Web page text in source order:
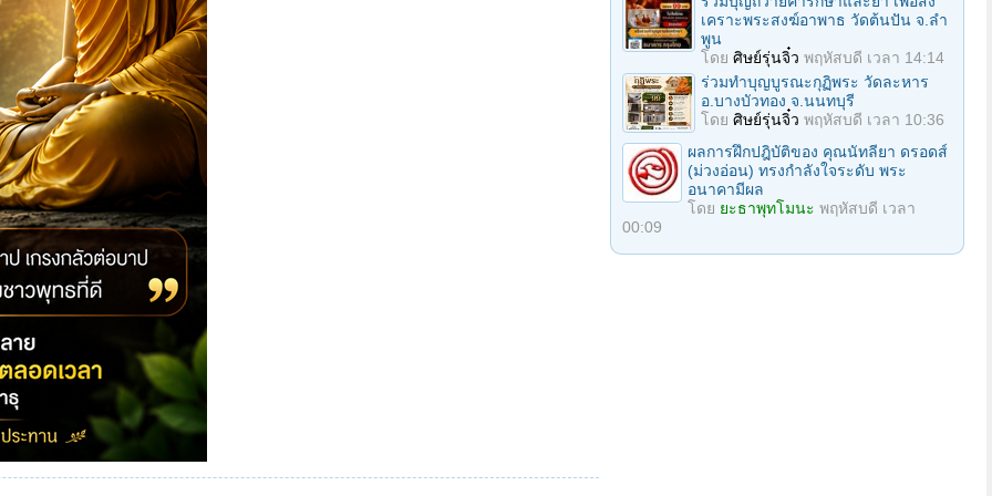
เคราะพระสงฆ์อาพาธ วัดต้นปัน จ.ลํา
พูน
โดย ศิษย์รุ่นจิ๋ว พฤหัสบดี เวลา 14:14
ร่วมทําบุญบูรณะกุฏิพระ วัดละหาร
อ.บางบัวทอง จ.นนทบุรี
โดย ศิษย์รุ่นจิ๋ว พฤหัสบดี เวลา 10:36
ผลการฝึกปฎิบัติของ คุณนัทลียา ดรอดส์
(ม่วงอ่อน) ทรงกำลังใจระดับ พระ
อนาคามีผล
โดย ยะธาพุทโมนะ พฤหัสบดี เวลา
00:09